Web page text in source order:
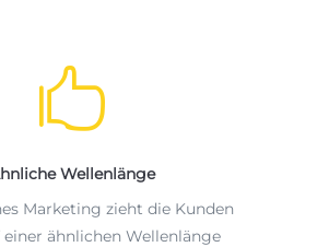

Wellenlänge
Marketing zieht die Kunden
einer ähnlichen Wellenlänge